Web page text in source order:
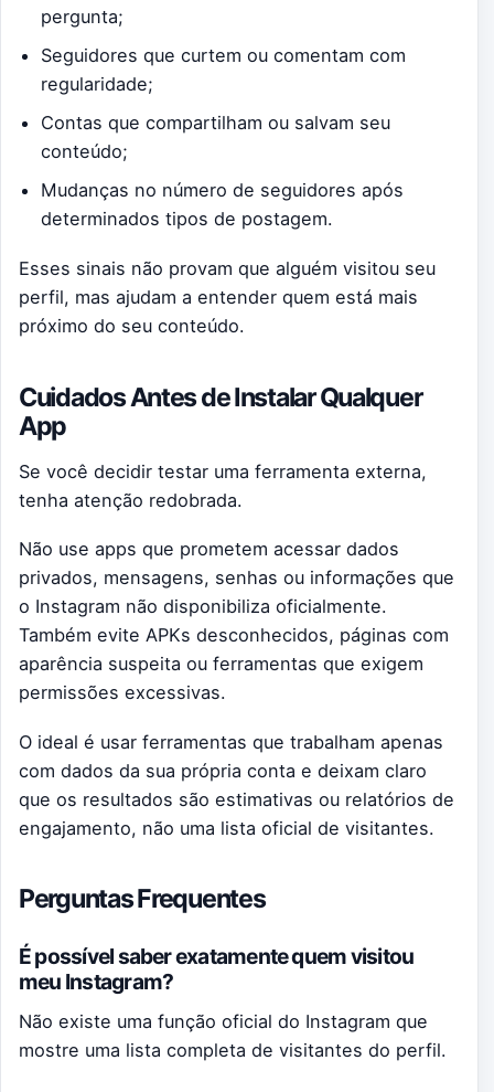
pergunta;
Seguidores que curtem ou comentam com
regularidade;
Contas que compartilham ou salvam seu
conteúdo;
Mudanças no número de seguidores após
determinados tipos de postagem.
Esses sinais não provam que alguém visitou seu
perfil, mas ajudam a entender quem está mais
próximo do seu conteúdo.
Cuidados Antes de Instalar Qualquer
App
Se você decidir testar uma ferramenta externa,
tenha atenção redobrada.
Não use apps que prometem acessar dados
privados, mensagens, senhas ou informações que
o Instagram não disponibiliza oficialmente.
Também evite APKs desconhecidos, páginas com
aparência suspeita ou ferramentas que exigem
permissões excessivas.
O ideal é usar ferramentas que trabalham apenas
com dados da sua própria conta e deixam claro
que os resultados são estimativas ou relatórios de
engajamento, não uma lista oficial de visitantes.
Perguntas Frequentes
É possível saber exatamente quem visitou
meu Instagram?
Não existe uma função oficial do Instagram que
mostre uma lista completa de visitantes do perfil.